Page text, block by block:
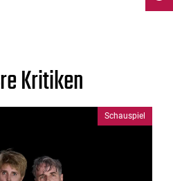
Kritiken
Schauspiel